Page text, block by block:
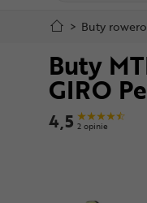
Odzież
Kaski
Buty
> Buty
Buty
GIRO
4,5 2 opinie